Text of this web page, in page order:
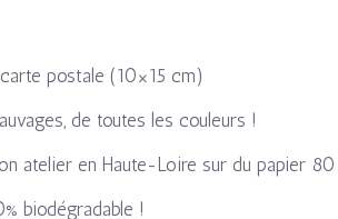
postale (10×15 cm)
de toutes les couleurs !
atelier en Haute-Loire sur du papier
biodégradable !